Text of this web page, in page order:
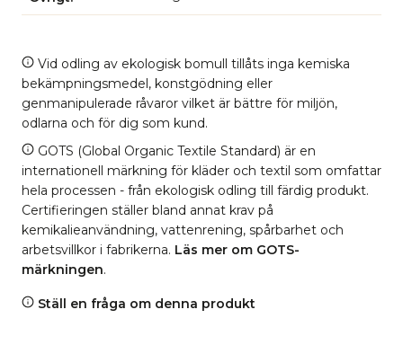
Vid odling av ekologisk bomull tillåts inga kemiska
bekämpningsmedel, konstgödning eller
genmanipulerade råvaror vilket är bättre för miljön,
odlarna och för dig som kund.
GOTS (Global Organic Textile Standard) är en
internationell märkning för kläder och textil som omfattar
hela processen - från ekologisk odling till färdig produkt.
Certifieringen ställer bland annat krav på
kemikalieanvändning, vattenrening, spårbarhet och
arbetsvillkor i fabrikerna. Läs mer om GOTS-
märkningen.
Ställ en fråga om denna produkt